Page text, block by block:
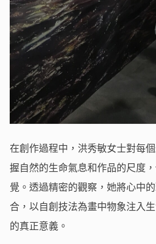
在創作過程中，洪秀敏女士對每
握自然的生命氣息和作品的尺度
覺。透過精密的觀察，她將心中
合，以自創技法為畫中物象注入
的真正意義。